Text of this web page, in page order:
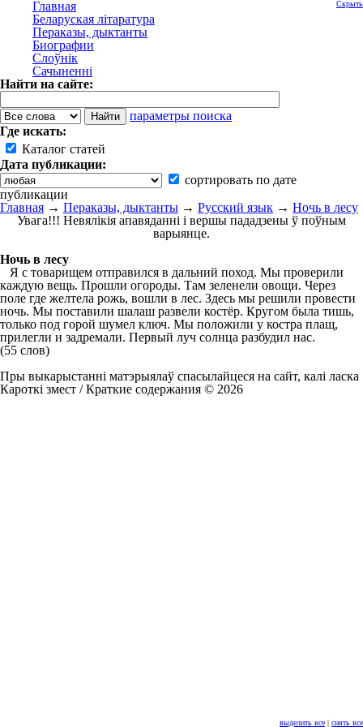
Главная
Беларуская літаратура
Пераказы, дыктанты
Биографии
Слоўнік
Сачыненні
Найти на сайте:
параметры поиска
Где искать:
Каталог статей
Дата публикации:
сортировать по дате
публикации
Скрыть
выделить все | снять все
Главная → Пераказы, дыктанты → Русский язык → Ночь в лесу
Увага!!! Невялікія апавяданні і вершы пададзены ў поўным
варыянце.
Ночь в лесу
Я с товарищем отправился в дальний поход. Мы проверили
каждую вещь. Прошли огороды. Там зеленели овощи. Через
поле где желтела рожь, вошли в лес. Здесь мы решили провести
ночь. Мы поставили шалаш развели костёр. Кругом была тишь,
только под горой шумел ключ. Мы положили у костра плащ,
прилегли и задремали. Первый луч солнца разбудил нас.
(55 слов)
Пры выкарыстанні матэрыялаў спасылайцеся на сайт, калі ласка
Кароткі змест / Краткие содержания © 2026